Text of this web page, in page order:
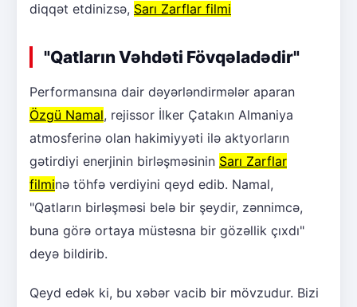
diqqət etdinizsə, Sarı Zarflar filmi
"Qatların Vəhdəti Fövqəladədir"
Performansına dair dəyərləndirmələr aparan
Özgü Namal, rejissor İlker Çatakın Almaniya
atmosferinə olan hakimiyyəti ilə aktyorların
gətirdiyi enerjinin birləşməsinin Sarı Zarflar
filminə töhfə verdiyini qeyd edib. Namal,
"Qatların birləşməsi belə bir şeydir, zənnimcə,
buna görə ortaya müstəsna bir gözəllik çıxdı"
deyə bildirib.
Qeyd edək ki, bu xəbər vacib bir mövzudur. Bizi